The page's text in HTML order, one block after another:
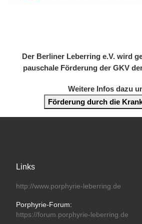
Der Berliner Leberring e.V. wird
pauschale Förderung der GKV
Weitere Infos dazu
Förderung durch die
Links
http://www.porphyrie-leberring.de
Porphyrie-Forum:
https://forum.porphyrie-leberring.de